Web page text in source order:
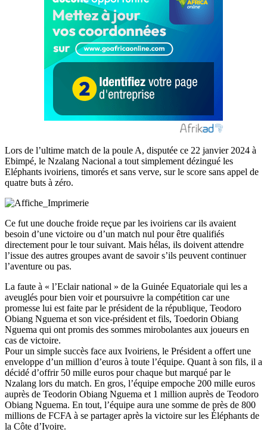
Lors de l’ultime match de la poule A, disputée ce 22 janvier 2024 à
Ebimpé, le Nzalang Nacional a tout simplement dézingué les
Eléphants ivoiriens, timorés et sans verve, sur le score sans appel de
quatre buts à zéro.
Ce fut une douche froide reçue par les ivoiriens car ils avaient
besoin d’une victoire ou d’un match nul pour être qualifiés
directement pour le tour suivant. Mais hélas, ils doivent attendre
l’issue des autres groupes avant de savoir s’ils peuvent continuer
l’aventure ou pas.
La faute à « l’Eclair national » de la Guinée Equatoriale qui les a
aveuglés pour bien voir et poursuivre la compétition car une
promesse lui est faite par le président de la république, Teodoro
Obiang Nguema et son vice-président et fils, Toedorin Obiang
Nguema qui ont promis des sommes mirobolantes aux joueurs en
cas de victoire.
Pour un simple succès face aux Ivoiriens, le Président a offert une
enveloppe d’un million d’euros à toute l’équipe. Quant à son fils, il a
décidé d’offrir 50 mille euros pour chaque but marqué par le
Nzalang lors du match. En gros, l’équipe empoche 200 mille euros
auprès de Teodorin Obiang Nguema et 1 million auprès de Teodoro
Obiang Nguema. En tout, l’équipe aura une somme de près de 800
millions de FCFA à se partager après la victoire sur les Éléphants de
la Côte d’Ivoire.